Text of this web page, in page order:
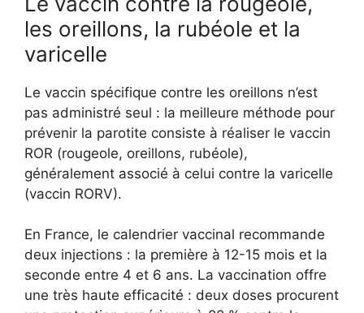
les oreillons, la rubéole et la
varicelle
Le vaccin spécifique contre les oreillons n’est
pas administré seul : la meilleure méthode pour
prévenir la parotite consiste à réaliser le vaccin
ROR (rougeole, oreillons, rubéole),
généralement associé à celui contre la varicelle
(vaccin RORV).
En France, le calendrier vaccinal recommande
deux injections : la première à 12-15 mois et la
seconde entre 4 et 6 ans. La vaccination offre
une très haute efficacité : deux doses procurent